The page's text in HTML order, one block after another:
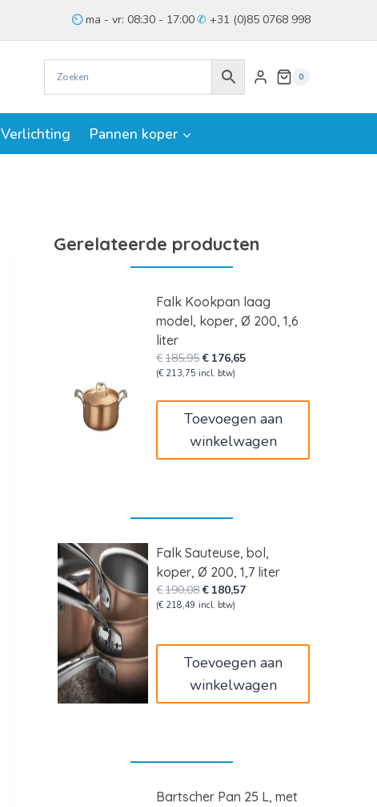
ma - vr: 08:30 - 17:00 +31 (0)85 0768 998
0
Verlichting Pannen koper
Gerelateerde producten
Falk Kookpan laag
model, koper, Ø 200, 1,6
liter
€185,95Oorspronkelijke
prijs
€ 176,65Huidige
(€ 213,75 incl. btw)
Toevoegen aan
winkelwagen
Falk Sauteuse, bol,
koper, Ø 200, 1,7 liter
€190,08Oorspronkelijke
prijs
€ 180,57Huidige
(€ 218,49 incl. btw)
Toevoegen aan
winkelwagen
Bartscher Pan 25 L, met